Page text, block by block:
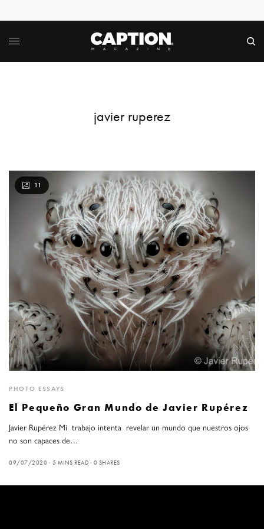
javier ruperez
11
PHOTO ESSAYS
El Pequeño Gran Mundo de Javier Rupérez
Javier Rupérez Mi trabajo intenta revelar un mundo que nuestros ojos
no son capaces de…
09/07/2020 5 MINS READ 0 SHARES